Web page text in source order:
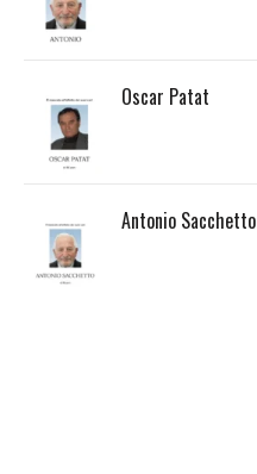
Oscar Patat
Antonio Sacchetto